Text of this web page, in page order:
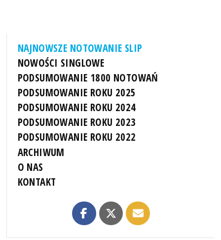
NAJNOWSZE NOTOWANIE SLIP
NOWOŚCI SINGLOWE
PODSUMOWANIE 1800 NOTOWAŃ
PODSUMOWANIE ROKU 2025
PODSUMOWANIE ROKU 2024
PODSUMOWANIE ROKU 2023
PODSUMOWANIE ROKU 2022
ARCHIWUM
O NAS
KONTAKT